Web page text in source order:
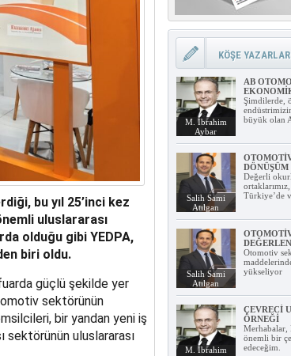
bu yıl 25’inci kez
uluslararası
olduğu gibi YEDPA,
biri oldu.
güçlü şekilde yer
sektörünün
bir yandan yeni iş
sektörünün uluslararası
KÖŞE
M. İbrahim
Aybar
ÇEVRECİ
ÖRNEĞİ
Merhabalar,
M. İbrahim
Aybar
AB
Şimdilerde,
büyük olan
Salih Sami
Atılgan
DÖNÜŞÜM
Değerli
Türkiye’de
Salih Sami
Atılgan
Otomotiv
yükseliyor
M. İbrahim
ÇEVRECİ
ÖRNEĞİ
Merhabalar,
önemli bir
edeceğim.